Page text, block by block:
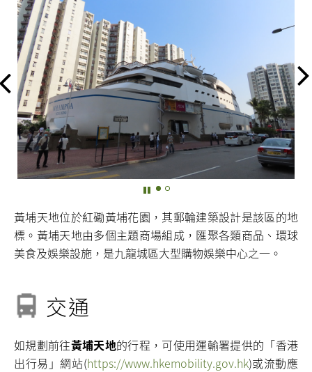
黃埔天地位於紅磡黃埔花園，其郵輪建築設計是該區的地
標。黃埔天地由多個主題商場組成，匯聚各類商品、環球
美食及娛樂設施，是九龍城區大型購物娛樂中心之一。
交通
如規劃前往黃埔天地的行程，可使用運輸署提供的「香港
出行易」網站(https://www.hkemobility.gov.hk)或流動應